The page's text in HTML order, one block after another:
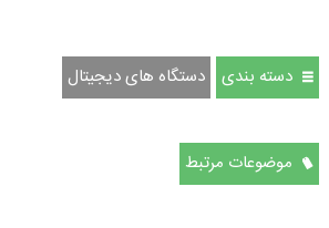
دسته بندی دستگاه های دیجیتال
موضوعات مرتبط